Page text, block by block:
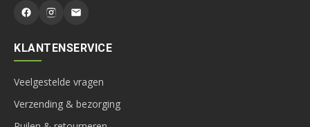
KLANTENSERVICE
Veelgestelde vragen
Verzending & bezorging